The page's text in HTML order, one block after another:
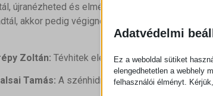
újranézheted és elmélyedhetsz benne megint.
akkor pedig végignézheted az elejétől a
Zoltán: Tévhitek elengedése – Út az
Tamás: A szénhidrát-központú világkép
Adatvédelmi
Ez a weboldal sütiket
elengedhetetlen a webhely
felhasználói élményt.